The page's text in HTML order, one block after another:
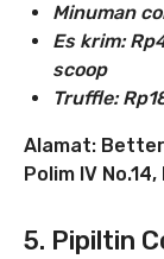
Minuman
Es krim:
scoop
Truffle:
Alamat:
Polim IV
5. Pipiltin